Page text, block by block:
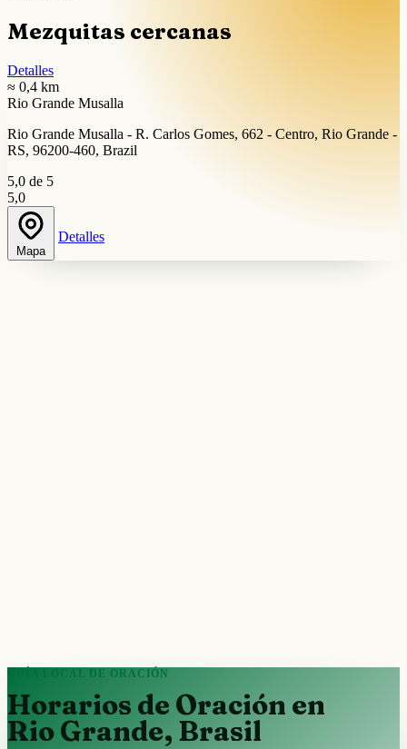
Mezquitas cercanas
Detalles
≈ 0,4 km
Rio Grande Musalla
Rio Grande Musalla - R. Carlos Gomes, 662 - Centro, Rio Grande -
RS, 96200-460, Brazil
5,0 de 5
5,0
Mapa
Detalles
GUÍA LOCAL DE ORACIÓN
Horarios de Oración en
Rio Grande, Brasil